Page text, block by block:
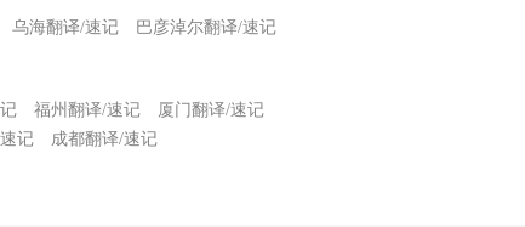
乌海翻译/速记
巴彦淖尔翻译/速记
福州翻译/速记
厦门翻译/速记
记 成都翻译/速记